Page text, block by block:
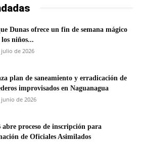
Dunas ofrece un fin de semana mágico
niños...
julio de 2026
plan de saneamiento y erradicación de
improvisados en Naguanagua
junio de 2026
abre proceso de inscripción para
de Oficiales Asimilados